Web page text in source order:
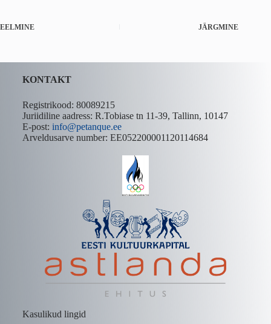
EELMINE JÄRGMINE
KONTAKT
Registrikood: 80089215
Juriidiline aadress: R.Tobiase tn 11-39, Tallinn, 10147
E-post: info@petanque.ee
Arveldusarve number: EE052200001120114684
Kasulikud lingid